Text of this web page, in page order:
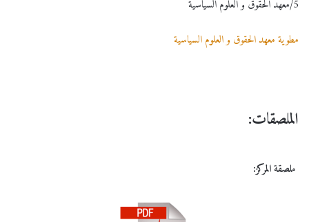
5/معهد الحقوق و العلوم السياسية
مطوية معهد الحقوق و العلوم السياسية
الملصقات:
ملصقة المركز: